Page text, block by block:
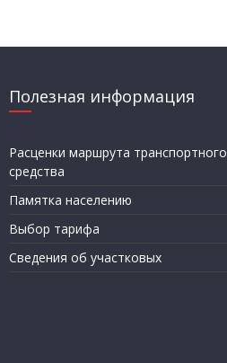
Полезная информация
Расценки маршрута транспортного
средства
Памятка населению
Выбор тарифа
Сведения об участковых